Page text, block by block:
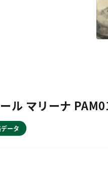
ル マリーナ
ータ